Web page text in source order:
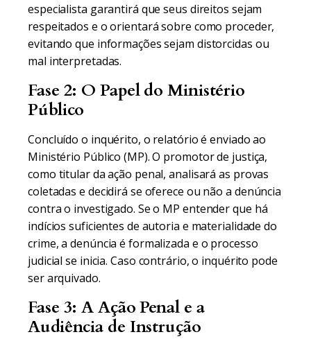
especialista garantirá que seus direitos sejam
respeitados e o orientará sobre como proceder,
evitando que informações sejam distorcidas ou
mal interpretadas.
Fase 2: O Papel do Ministério
Público
Concluído o inquérito, o relatório é enviado ao
Ministério Público (MP). O promotor de justiça,
como titular da ação penal, analisará as provas
coletadas e decidirá se oferece ou não a denúncia
contra o investigado. Se o MP entender que há
indícios suficientes de autoria e materialidade do
crime, a denúncia é formalizada e o processo
judicial se inicia. Caso contrário, o inquérito pode
ser arquivado.
Fase 3: A Ação Penal e a
Audiência de Instrução